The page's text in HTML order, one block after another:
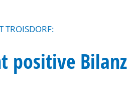
TROISDORF:
positive Bilanz